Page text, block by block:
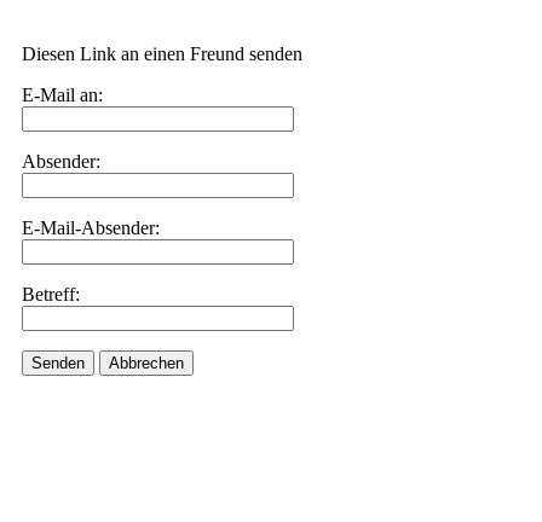
Diesen Link an einen Freund senden
E-Mail an:
Absender:
E-Mail-Absender:
Betreff:
Senden Abbrechen